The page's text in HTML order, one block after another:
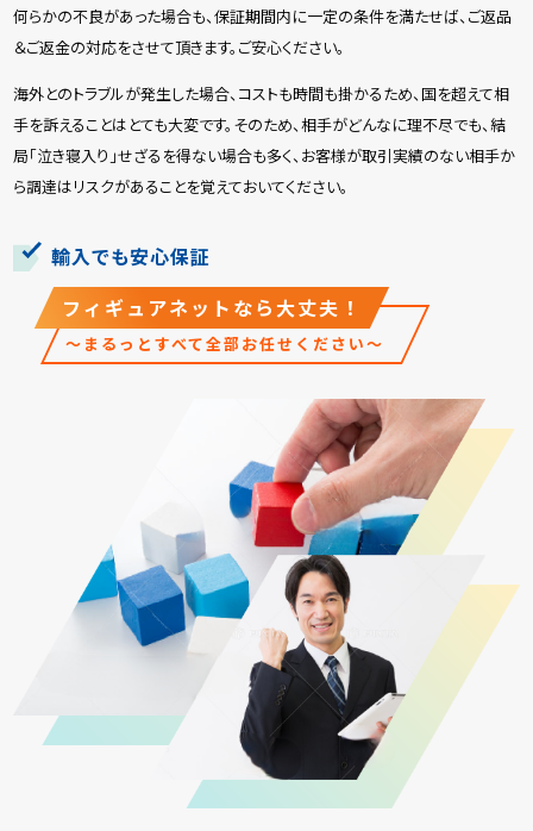
何らかの不良があった場合も、保証期間内に一定の条件を満たせば、ご返品
＆ご返金の対応をさせて頂きます。ご安心ください。
海外とのトラブルが発生した場合、コストも時間も掛かるため、国を超えて相
手を訴えることはとても大変です。そのため、相手がどんなに理不尽でも、結
局「泣き寝入り」せざるを得ない場合も多く、お客様が取引実績のない相手か
ら調達はリスクがあることを覚えておいてください。
輸入でも安心保証
フィギュアネットなら大丈夫！
～まるっとすべて全部お任せください～